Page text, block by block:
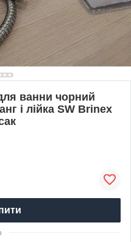
ванни чорний
і лійка SW Brinex